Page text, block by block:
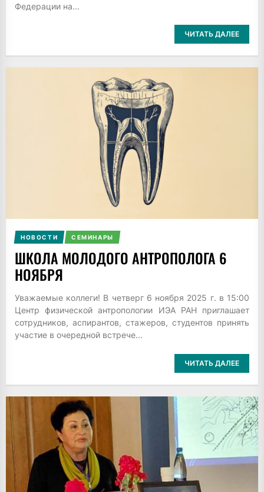
Федерации на...
ЧИТАТЬ ДАЛЕЕ
НОВОСТИ СЕМИНАРЫ
ШКОЛА МОЛОДОГО АНТРОПОЛОГА 6
НОЯБРЯ
Уважаемые коллеги! В четверг 6 ноября 2025 г. в 15:00
Центр физической антропологии ИЭА РАН приглашает
сотрудников, аспирантов, стажеров, студентов принять
участие в очередной встрече...
ЧИТАТЬ ДАЛЕЕ